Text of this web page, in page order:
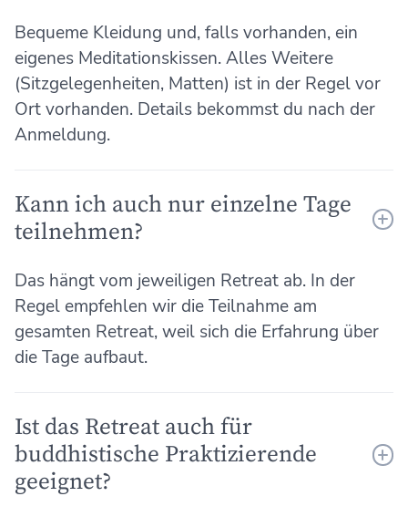
Bequeme Kleidung und, falls vorhanden, ein
eigenes Meditationskissen. Alles Weitere
(Sitzgelegenheiten, Matten) ist in der Regel vor
Ort vorhanden. Details bekommst du nach der
Anmeldung.
Kann ich auch nur einzelne Tage
teilnehmen?
Das hängt vom jeweiligen Retreat ab. In der
Regel empfehlen wir die Teilnahme am
gesamten Retreat, weil sich die Erfahrung über
die Tage aufbaut.
Ist das Retreat auch für
buddhistische Praktizierende
geeignet?